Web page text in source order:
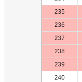
235
236
237
238
239
240